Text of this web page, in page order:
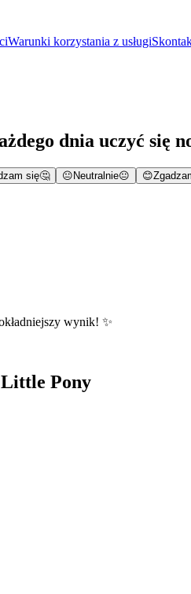
Warunki korzystania z usługi
dnia uczyć się
się🤔 😐 Neutralnie😐 😊
wynik! ✨
Little Pony